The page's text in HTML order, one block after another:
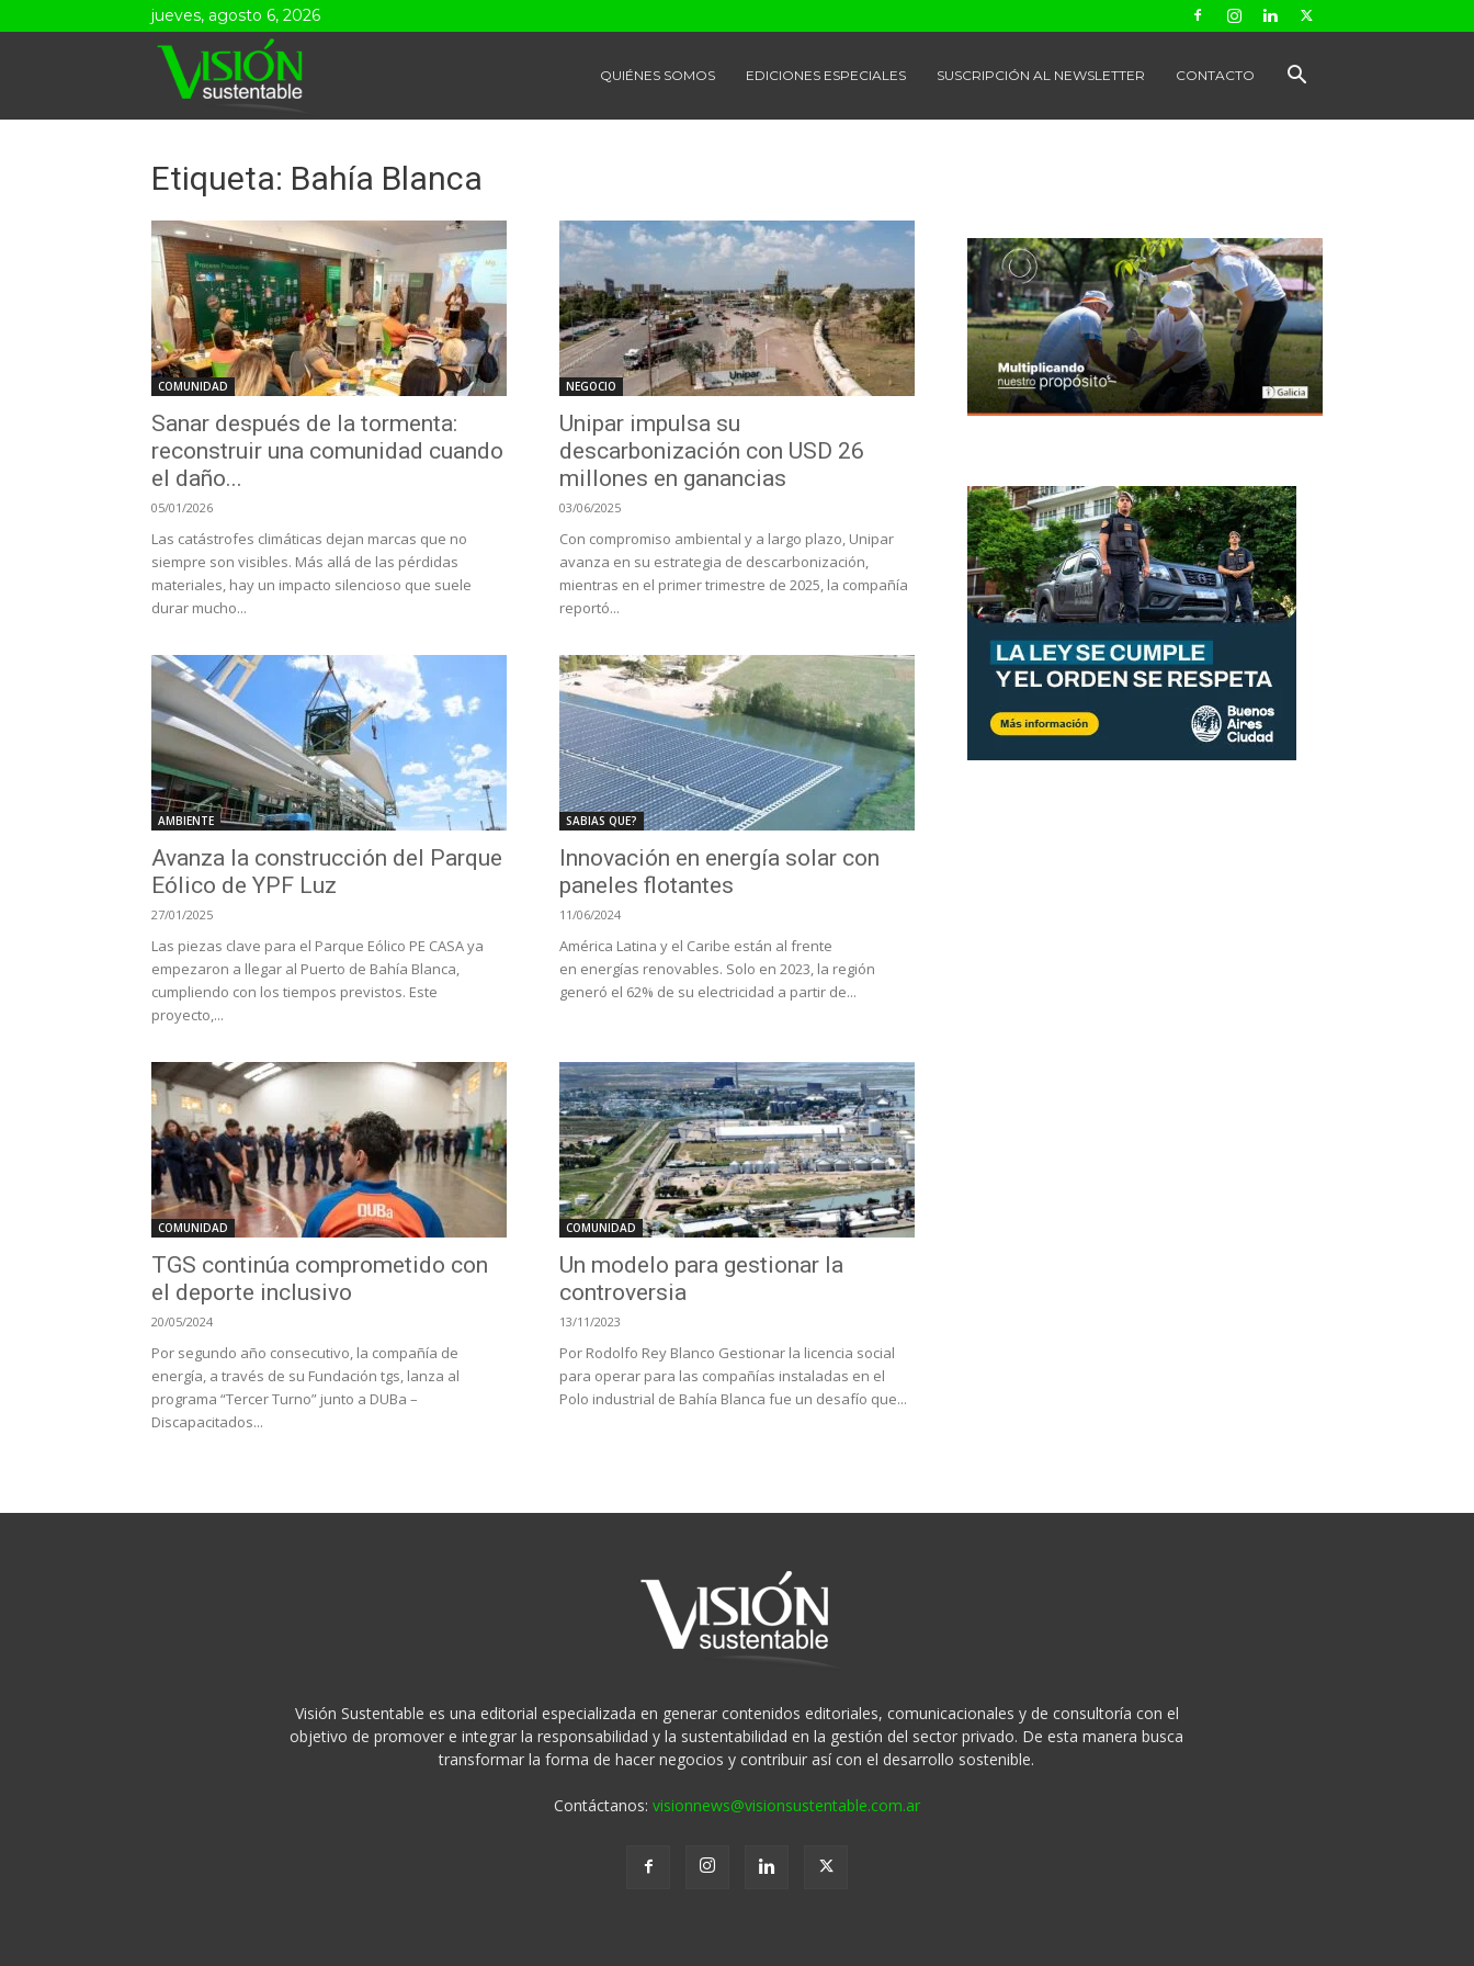
jueves, agosto 6, 2026
Sustentable
QUIÉNES SOMOS EDICIONES ESPECIALES SUSCRIPCIÓN AL NEWSLETTER CONTACTO
Etiqueta: Bahía Blanca
COMUNIDAD
Sanar después de la tormenta:
reconstruir una comunidad cuando
el daño...
05/01/2026
Las catástrofes climáticas dejan marcas que no
siempre son visibles. Más allá de las pérdidas
materiales, hay un impacto silencioso que suele
durar mucho...
NEGOCIO
Unipar impulsa su
descarbonización con USD 26
millones en ganancias
03/06/2025
Con compromiso ambiental y a largo plazo, Unipar
avanza en su estrategia de descarbonización,
mientras en el primer trimestre de 2025, la compañía
reportó...
AMBIENTE
Avanza la construcción del Parque
Eólico de YPF Luz
27/01/2025
Las piezas clave para el Parque Eólico PE CASA ya
empezaron a llegar al Puerto de Bahía Blanca,
cumpliendo con los tiempos previstos. Este
proyecto,...
SABIAS QUE?
Innovación en energía solar con
paneles flotantes
11/06/2024
América Latina y el Caribe están al frente
en energías renovables. Solo en 2023, la región
generó el 62% de su electricidad a partir de...
COMUNIDAD
TGS continúa comprometido con
el deporte inclusivo
20/05/2024
Por segundo año consecutivo, la compañía de
energía, a través de su Fundación tgs, lanza al
programa “Tercer Turno” junto a DUBa –
Discapacitados...
COMUNIDAD
Un modelo para gestionar la
controversia
13/11/2023
Por Rodolfo Rey Blanco Gestionar la licencia social
para operar para las compañías instaladas en el
Polo industrial de Bahía Blanca fue un desafío que...
Visión Sustentable es una editorial especializada en generar contenidos editoriales, comunicacionales y de consultoría con el
objetivo de promover e integrar la responsabilidad y la sustentabilidad en la gestión del sector privado. De esta manera busca
transformar la forma de hacer negocios y contribuir así con el desarrollo sostenible.
Contáctanos: visionnews@visionsustentable.com.ar